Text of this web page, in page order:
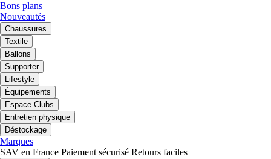
Bons plans
Nouveautés
Chaussures
Textile
Ballons
Supporter
Lifestyle
Équipements
Espace Clubs
Entretien physique
Déstockage
Marques
SAV en France Paiement sécurisé Retours faciles